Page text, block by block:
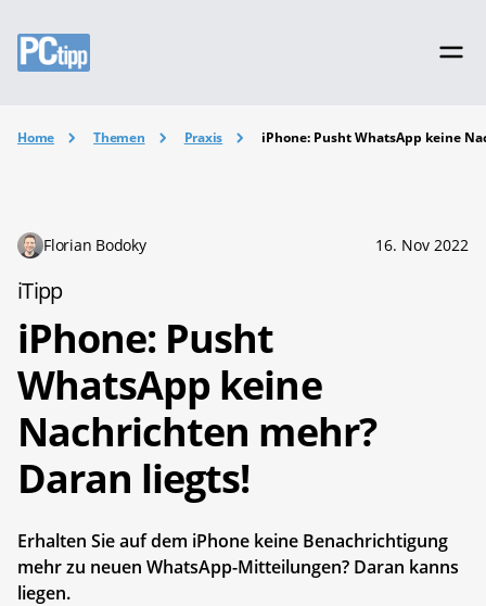
Home Themen Praxis iPhone: Pusht WhatsApp keine
Florian Bodoky 16. Nov 2022
iTipp
iPhone: Pusht
WhatsApp keine
Nachrichten mehr?
Daran liegts!
Erhalten Sie auf dem iPhone keine Benachrichtigung
mehr zu neuen WhatsApp-Mitteilungen? Daran kanns
liegen.